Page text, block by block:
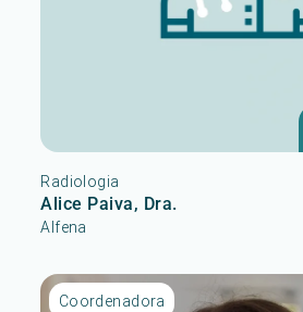
Radiologia
Alice Paiva, Dra.
Alfena
Coordenadora